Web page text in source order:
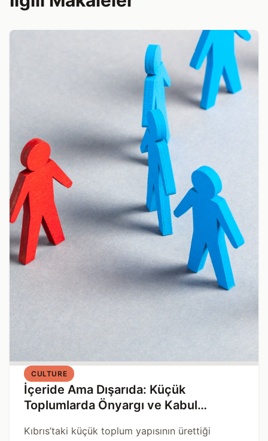
CULTURE
İçeride Ama Dışarıda: Küçük
Toplumlarda Önyargı ve Kabul
Kıbrıs’taki küçük toplum yapısının ürettiği